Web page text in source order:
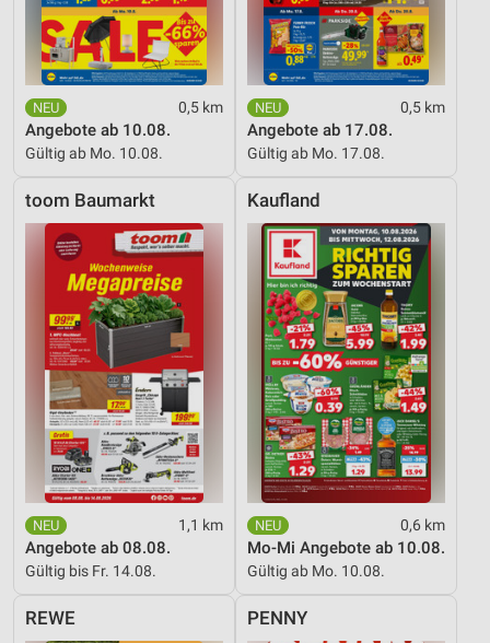
0,5 km
Angebote ab 10.08.
Gültig ab Mo. 10.08.
0,5 km
Angebote ab 17.08.
Gültig ab Mo. 17.08.
toom Baumarkt
1,1 km
Angebote ab 08.08.
Gültig bis Fr. 14.08.
Kaufland
0,6 km
Mo-Mi Angebote ab 10.08.
Gültig ab Mo. 10.08.
REWE PENNY